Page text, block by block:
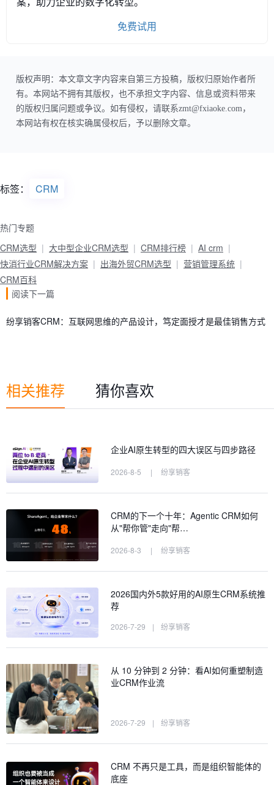
免费试用
版权声明：本文章文字内容来自第三方投稿，版权归原始作者所
有。本网站不拥有其版权，也不承担文字内容、信息或资料带来
的版权归属问题或争议。如有侵权，请联系zmt@fxiaoke.com，
本网站有权在核实确属侵权后，予以删除文章。
标签： CRM
热门专题
CRM选型
大中型企业CRM选型 CRM排行榜
AI crm
快消行业CRM解决方案
出海外贸CRM选型
营销管理系统
CRM百科
阅读下一篇
纷享销客CRM：互联网思维的产品设计，笃定面授才是最佳销售方式
相关推荐 猜你喜欢
企业AI原生转型的四大误区与四步路径
2026-8-5 | 纷享销客
CRM的下一个十年：Agentic CRM如何
从"帮你管"走向"帮…
2026-8-3 | 纷享销客
2026国内外5款好用的AI原生CRM系统推
荐
2026-7-29 | 纷享销客
从 10 分钟到 2 分钟：看AI如何重塑制造
业CRM作业流
2026-7-29 | 纷享销客
CRM 不再只是工具，而是组织智能体的
底座